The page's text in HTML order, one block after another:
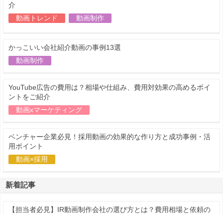
介
動画トレンド
動画制作
かっこいい会社紹介動画の事例13選
動画制作
YouTube広告の費用は？相場や仕組み、費用対効果の高めるポイ
ントをご紹介
動画xマーケティング
ベンチャー企業必見！採用動画の効果的な作り方と成功事例・活
用ポイント
動画×採用
新着記事
【担当者必見】IR動画制作会社の選び方とは？費用相場と依頼の